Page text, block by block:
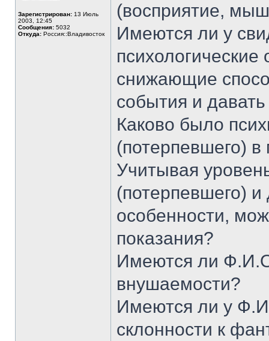
Зарегистрирован: 13 Июль
2003, 12:45
Сообщения: 5032
Откуда: Россия::Владивосток
(восприятие,
Имеются ли у
снижающие
события и
Каково было
(потерпевшего)
Учитывая
(потерпевшего) и
особенности,
показания?
Имеются ли
внушаемости?
Имеются ли у
склонности к